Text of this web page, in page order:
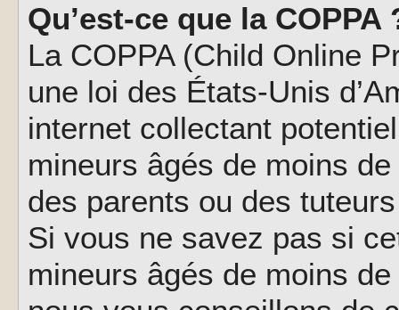
Qu’est-ce que la COPPA
La COPPA (Child Online
une loi des États-Unis
internet collectant
mineurs âgés de moins
des parents ou des
Si vous ne savez pas si
mineurs âgés de moins